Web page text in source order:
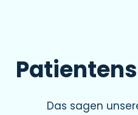
Das sagen